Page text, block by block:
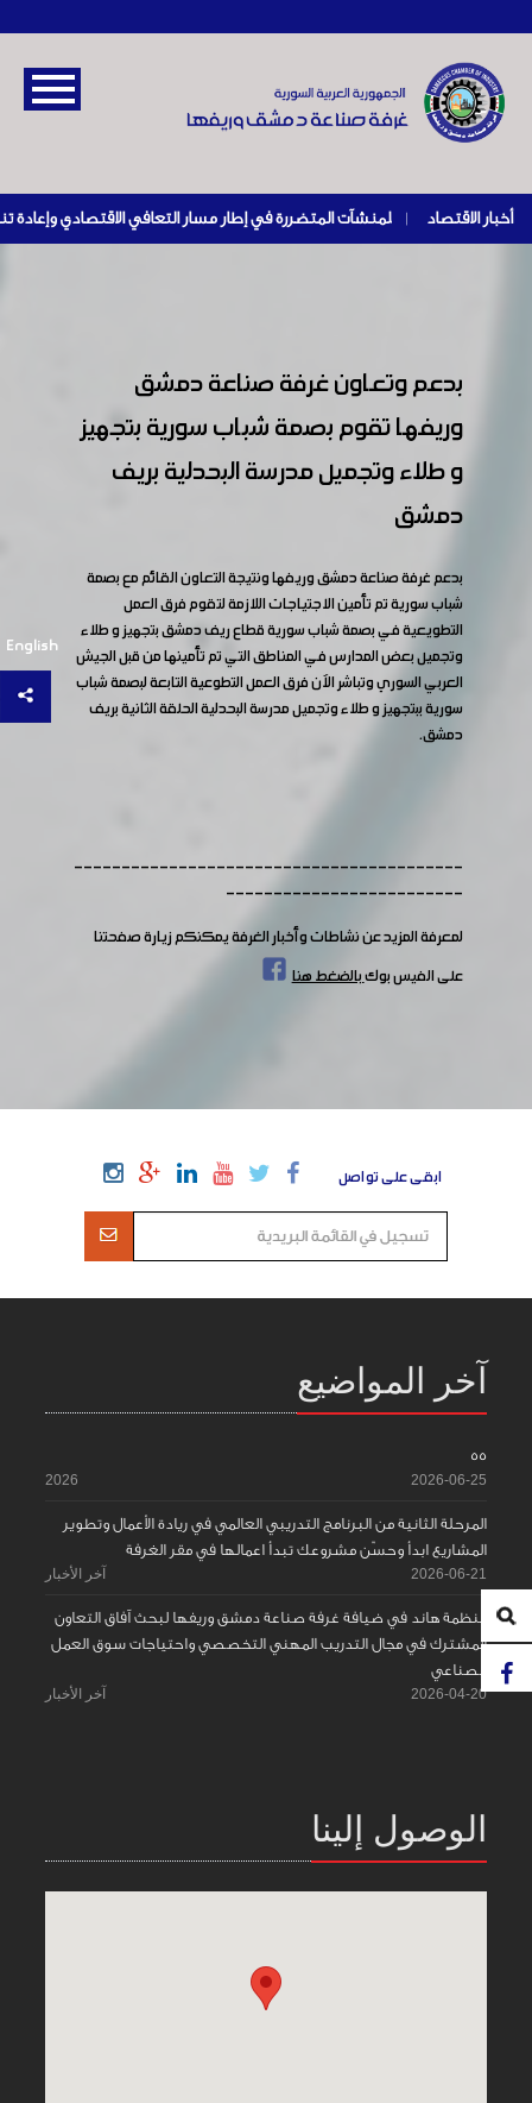
أخبار الاقتصاد |
English
بدعم وتعاون غرفة صناعة دمشق
وريفها تقوم بصمة شباب سورية بتجهيز
و طلاء وتجميل مدرسة البحدلية بريف
دمشق
بدعم غرفة صناعة دمشق وريفها ونتيجة التعاون القائم مع بصمة
شباب سورية تم تأمين الاجتياجات اللازمة لتقوم فرق العمل
التطويعية في بصمة شباب سورية قطاع ريف دمشق بتجهيز و طلاء
وتجميل بعض المدارس في المناطق التي تم تأمينها من قبل الجيش
العربي السوري وتباشر الآن فرق العمل التطوعية التابعة لبصمة شباب
سورية ببتجهيز و طلاء وتجميل مدرسة البحدلية الحلقة الثانية بريف
دمشق.
-----------------------------------------
-------------------------
لمعرفة المزيد عن نشاطات وأخبار الغرفة يمكنكم زيارة صفحتنا
على الفيس بوكبالضغط هنا
ابقى على تواصل
آخر المواضيع
55
2026-06-25
2026
المرحلة الثانية من البرنامج التدريبي العالمي في ريادة الأعمال وتطوير
المشاريع ابدأ وحسّن مشروعك تبدأ اعمالها في مقر الغرفة
2026-06-21 آخر الأخبار
منظمة هاند في ضيافة غرفة صناعة دمشق وريفها لبحث آفاق التعاون
المشترك في مجال التدريب المهني التخصصي واحتياجات سوق العمل
الصناعي
2026-04-20 آخر الأخبار
الوصول إلينا